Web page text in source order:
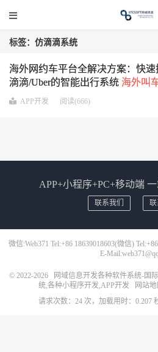
标签：仿滴滴系统
海外网约车平台全解决方案：快速
滴滴/Uber的智能出行系统 海外叫
出行APP,共享出行系统,打车软件
APP开发 阅读(666)
APP+小程序+PC+移动端
联系我们 联
微信:Web371 Tel:+86 18639018603(微信)
E-
© 2022-2026
网域信息开发各种软件系统-国
统,各种小程序开发,APP开发
网站地
请求次数：24 次，加载用时：0.207